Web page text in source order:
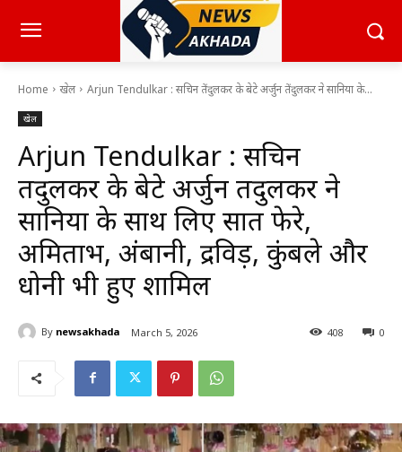
Home खेल Arjun Tendulkar : सचिन तेंदुलकर के बेटे अर्जुन तेंदुलकर ने सानिया के...
खेल
Arjun Tendulkar : सचिन
तेंदुलकर के बेटे अर्जुन तेंदुलकर ने
सानिया के साथ लिए सात फेरे,
अमिताभ, अंबानी, द्रविड़, कुंबले और
धोनी भी हुए शामिल
By newsakhada March 5, 2026 0
408